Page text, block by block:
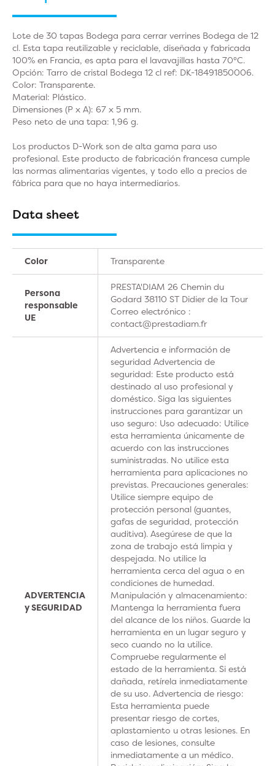
Lote de 30 tapas Bodega para cerrar verrines Bodega de 12
cl. Esta tapa reutilizable y reciclable, diseñada y fabricada
100% en Francia, es apta para el lavavajillas hasta 70°C.
Opción: Tarro de cristal Bodega 12 cl ref: DK-18491850006.
Color: Transparente.
Material: Plástico.
Dimensiones (P x A): 67 x 5 mm.
Peso neto de una tapa: 1,96 g.
Los productos D-Work son de alta gama para uso
profesional. Este producto de fabricación francesa cumple
las normas alimentarias vigentes, y todo ello a precios de
fábrica para que no haya intermediarios.
Data sheet
Color Transparente
Persona
responsable
UE
PRESTA'DIAM 26 Chemin du
Godard 38110 ST Didier de la Tour
Correo electrónico :
contact@prestadiam.fr
ADVERTENCIA
y SEGURIDAD
Advertencia e información de
seguridad Advertencia de
seguridad: Este producto está
destinado al uso profesional y
doméstico. Siga las siguientes
instrucciones para garantizar un
uso seguro: Uso adecuado: Utilice
esta herramienta únicamente de
acuerdo con las instrucciones
suministradas. No utilice esta
herramienta para aplicaciones no
previstas. Precauciones generales:
Utilice siempre equipo de
protección personal (guantes,
gafas de seguridad, protección
auditiva). Asegúrese de que la
zona de trabajo está limpia y
despejada. No utilice la
herramienta cerca del agua o en
condiciones de humedad.
Manipulación y almacenamiento:
Mantenga la herramienta fuera
del alcance de los niños. Guarde la
herramienta en un lugar seguro y
seco cuando no la utilice.
Compruebe regularmente el
estado de la herramienta. Si está
dañada, retírela inmediatamente
de su uso. Advertencia de riesgo:
Esta herramienta puede
presentar riesgo de cortes,
aplastamiento u otras lesiones. En
caso de lesiones, consulte
inmediatamente a un médico.